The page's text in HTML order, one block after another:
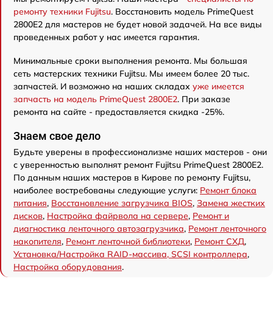
ремонту техники Fujitsu. Восстановить модель PrimeQuest
2800E2 для мастеров не будет новой задачей. На все виды
проведенных работ у нас имеется гарантия.
Минимальные сроки выполнения ремонта. Мы большая
сеть мастерских техники Fujitsu. Мы имеем более 20 тыс.
запчастей. И возможно на наших складах уже имеется
запчасть на модель PrimeQuest 2800E2. При заказе
ремонта на сайте - предоставляется скидка -25%.
Знаем свое дело
Будьте уверены в профессионализме наших мастеров - они
с уверенностью выполнят ремонт Fujitsu PrimeQuest 2800E2.
По данным наших мастеров в Кирове по ремонту Fujitsu,
наиболее востребованы следующие услуги: Ремонт блока
питания, Восстановление загрузчика BIOS, Замена жестких
дисков, Настройка файрвола на сервере, Ремонт и
диагностика ленточного автозагрузчика, Ремонт ленточного
накопителя, Ремонт ленточной библиотеки, Ремонт СХД,
Установка/Настройка RAID-массива, SCSI контроллера,
Настройка оборудования.